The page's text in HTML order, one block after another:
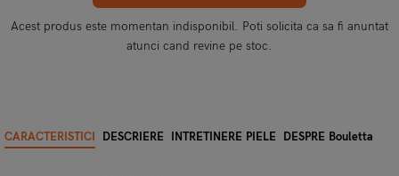
Acest produs este momentan indisponibil. Poti solicita ca sa fi anuntat
atunci cand revine pe stoc.
CARACTERISTICI DESCRIERE INTRETINERE PIELE DESPRE Bouletta